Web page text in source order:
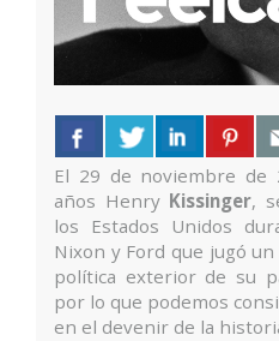
El 29 de noviembre de
años Henry Kissinger,
los Estados Unidos
Nixon y Ford que jugó
política exterior de su
por lo que podemos
en el devenir de la